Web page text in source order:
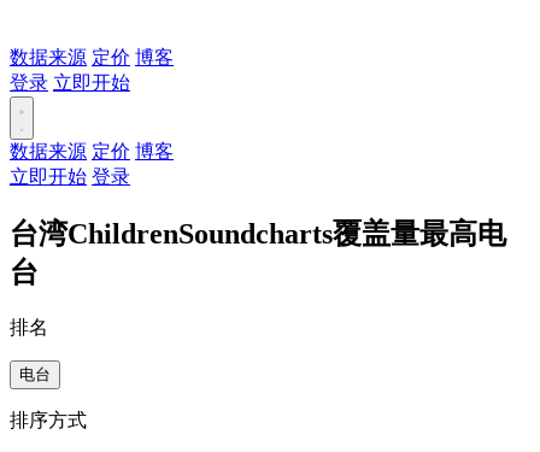
数据来源 定价 博客
登录 立即开始
数据来源 定价 博客
立即开始 登录
台湾ChildrenSoundcharts覆盖量最高电
台
排名
电台
排序方式